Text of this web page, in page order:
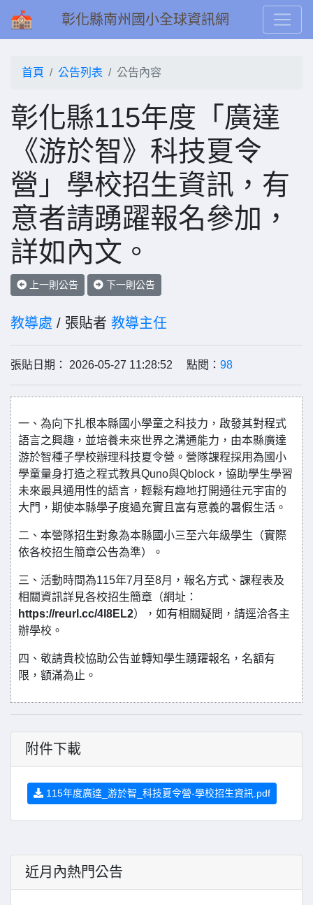
彰化縣南州國小全球資訊網
首頁 公告列表 公告內容
彰化縣115年度「廣達
《游於智》科技夏令
營」學校招生資訊，有
意者請踴躍報名參加，
詳如內文。
上一則公告 下一則公告
教導處 / 張貼者 教導主任
張貼日期： 2026-05-27 11:28:52 點閱： 98
一、為向下扎根本縣國小學童之科技力，啟發其對程式
語言之興趣，並培養未來世界之溝通能力，由本縣廣達
游於智種子學校辦理科技夏令營。營隊課程採用為國小
學童量身打造之程式教具Quno與Qblock，協助學生學習
未來最具通用性的語言，輕鬆有趣地打開通往元宇宙的
大門，期使本縣學子度過充實且富有意義的暑假生活。
二、本營隊招生對象為本縣國小三至六年級學生（實際
依各校招生簡章公告為準）。
三、活動時間為115年7月至8月，報名方式、課程表及
相關資訊詳見各校招生簡章（網址：
https://reurl.cc/4l8EL2），如有相關疑問，請逕洽各主
辦學校。
四、敬請貴校協助公告並轉知學生踴躍報名，名額有
限，額滿為止。
附件下載
115年度廣達_游於智_科技夏令營-學校招生資訊.pdf
近月內熱門公告